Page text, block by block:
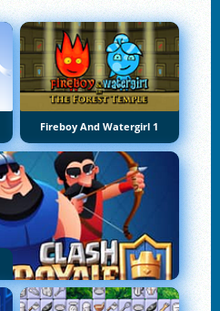
Fireboy And Watergirl 1